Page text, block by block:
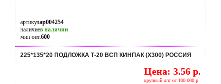
артикулap004254
наличиев наличии
мин опт.600
225*135*20 ПОДЛОЖКА Т-20 ВСП КИНПАК (Х300) РОССИЯ
Цена: 3.56 р.
крупный опт от 100 000 р.